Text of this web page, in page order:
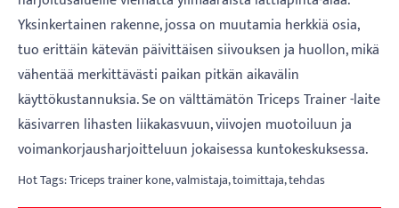
Yksinkertainen rakenne, jossa on muutamia herkkiä osia,
tuo erittäin kätevän päivittäisen siivouksen ja huollon, mikä
vähentää merkittävästi paikan pitkän aikavälin
käyttökustannuksia. Se on välttämätön Triceps Trainer -laite
käsivarren lihasten liikakasvuun, viivojen muotoiluun ja
voimankorjausharjoitteluun jokaisessa kuntokeskuksessa.
Hot Tags: Triceps trainer kone, valmistaja, toimittaja, tehdas